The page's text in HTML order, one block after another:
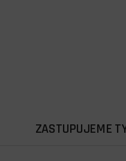
ZASTUPUJEME